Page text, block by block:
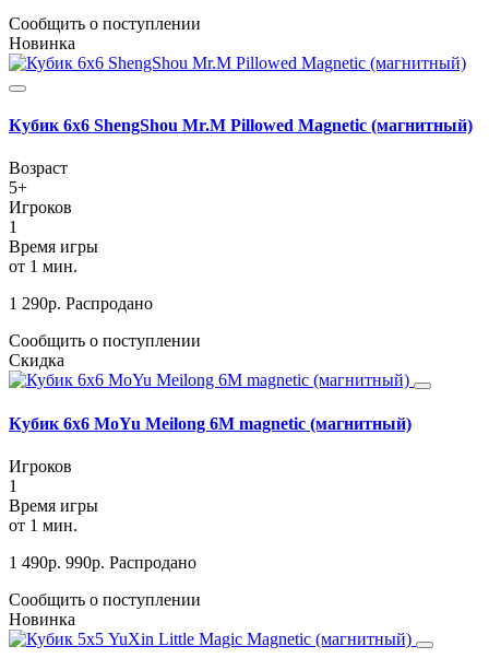
Сообщить о поступлении
Новинка
Кубик 6х6 ShengShou Mr.M Pillowed Magnetic (магнитный)
Возраст
5+
Игроков
1
Время игры
от 1 мин.
1 290р. Распродано
Сообщить о поступлении
Скидка
Кубик 6х6 MoYu Meilong 6M magnetic (магнитный)
Игроков
1
Время игры
от 1 мин.
1 490р. 990р. Распродано
Сообщить о поступлении
Новинка